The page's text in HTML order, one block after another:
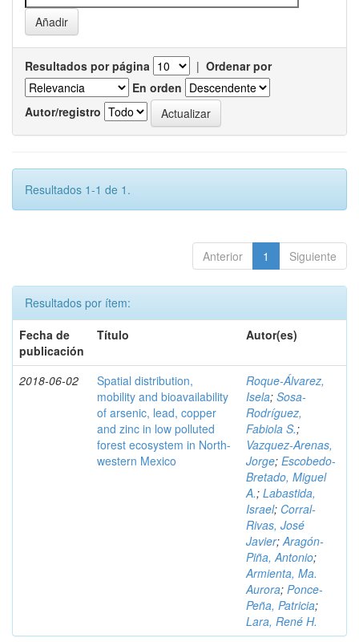
Resultados por página | Ordenar por
En orden
Autor/registro
Resultados 1-1 de 1.
Anterior 1 Siguiente
Resultados por ítem:
Fecha de
publicación
Título Autor(es)
2018-06-02
Spatial distribution,
mobility and bioavailability
of arsenic, lead, copper
and zinc in low polluted
forest ecosystem in North-
western Mexico
Roque-Álvarez,
Isela; Sosa-
Rodríguez,
Fabiola S.;
Vazquez-Arenas,
Jorge; Escobedo-
Bretado, Miguel
A.; Labastida,
Israel; Corral-
Rivas, José
Javier;Aragón-
Piña, Antonio;
Armienta, Ma.
Aurora; Ponce-
Peña, Patricia;
Lara, René H.